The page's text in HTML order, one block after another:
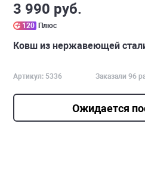
3 990 руб.
120 Плюс
Ковш из нержавеющей
Артикул: 5336 Заказали 96
Ожидается